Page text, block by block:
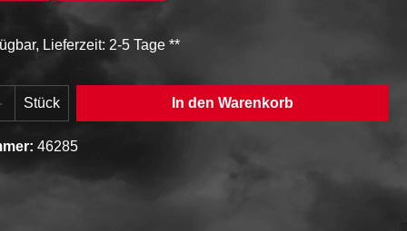
Lieferzeit: 2-5 Tage **
Anzahl: Gib den gewünschten Wert ein
Stück In den Warenkorb
46285